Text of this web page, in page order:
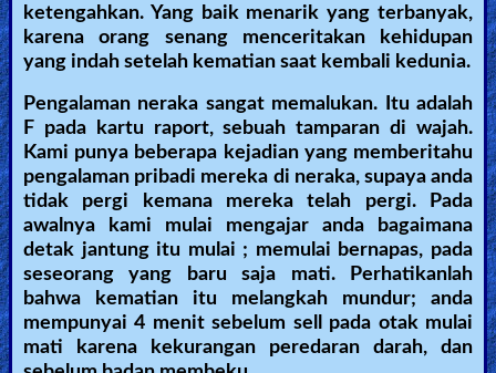
Other
Languages
Contact/Feedback/Donate
Follow
us
Social
Media
ketengahkan. Yang baik menarik yang terbanyak,
karena orang senang menceritakan kehidupan
yang indah setelah kematian saat kembali kedunia.
Pengalaman neraka sangat memalukan. Itu adalah
F pada kartu raport, sebuah tamparan di wajah.
Kami punya beberapa kejadian yang memberitahu
pengalaman pribadi mereka di neraka, supaya anda
tidak pergi kemana mereka telah pergi. Pada
awalnya kami mulai mengajar anda bagaimana
detak jantung itu mulai ; memulai bernapas, pada
seseorang yang baru saja mati. Perhatikanlah
bahwa kematian itu melangkah mundur; anda
mempunyai 4 menit sebelum sell pada otak mulai
mati karena kekurangan peredaran darah, dan